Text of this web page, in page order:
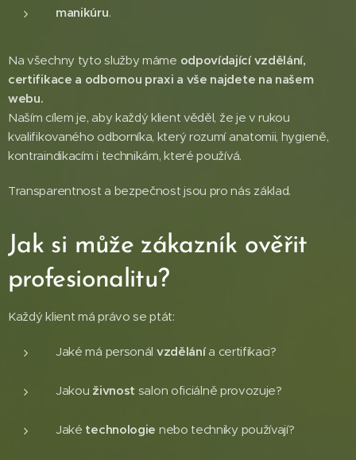
manikúru.
Na všechny tyto služby máme odpovídající vzdělání,
certifikace a odbornou praxi a vše najdete na našem
webu.
Naším cílem je, aby každý klient věděl, že je v rukou
kvalifikovaného odborníka, který rozumí anatomii, hygieně,
kontraindikacím i technikám, které používá.
Transparentnost a bezpečnost jsou pro nás základ.
Jak si může zákazník ověřit
profesionalitu?
Každý klient má právo se ptát:
Jaké má personál vzdělánía certifikaci?
Jakou živnost salon oficiálně provozuje?
Jaké technologie nebo techniky používají?